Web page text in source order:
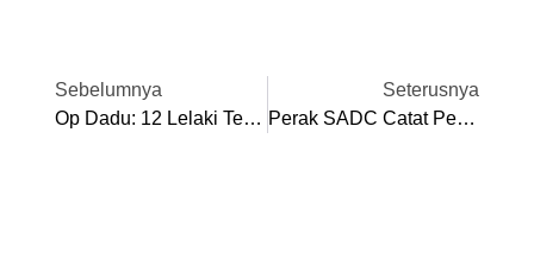
Sebelumnya
Op Dadu: 12 Lelaki Termasuk Dua Beragama Islam Ditahan Terbabit Judi Laga Ayam
Seterusnya
Perak SADC Catat Pendapatan RM794.8 Juta Tahun 2023